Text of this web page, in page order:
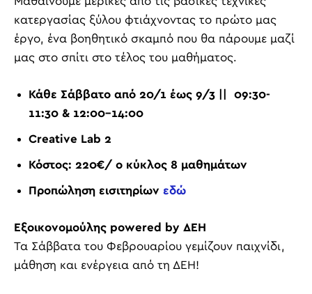
κατεργασίας ξύλου φτιάχνοντας το πρώτο μας
έργο, ένα βοηθητικό σκαμπό που θα πάρουμε μαζί
μας στο σπίτι στο τέλος του μαθήματος.
Κάθε Σάββατο από 20/1 έως 9/3 || 09:30-
11:30 & 12:00-14:00
Creative Lab 2
Κόστος: 220€/ ο κύκλος 8 μαθημάτων
Προπώληση εισιτηρίων εδώ
Εξοικονομούλης powered by ΔΕΗ
Τα Σάββατα του Φεβρουαρίου γεμίζουν παιχνίδι,
μάθηση και ενέργεια από τη ΔΕΗ!